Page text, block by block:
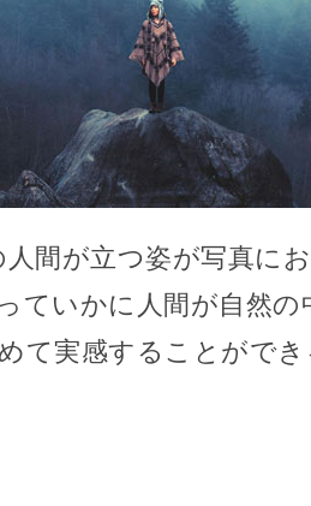
間が立つ姿が写真に
ていかに人間が自然
て実感することがで